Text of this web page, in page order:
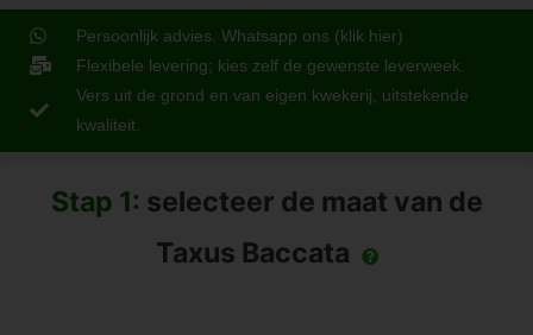
Persoonlijk advies. Whatsapp ons (klik hier)
Flexibele levering; kies zelf de gewenste leverweek.
Vers uit de grond en van eigen kwekerij, uitstekende
kwaliteit.
Stap 1: selecteer de maat van de
Taxus Baccata